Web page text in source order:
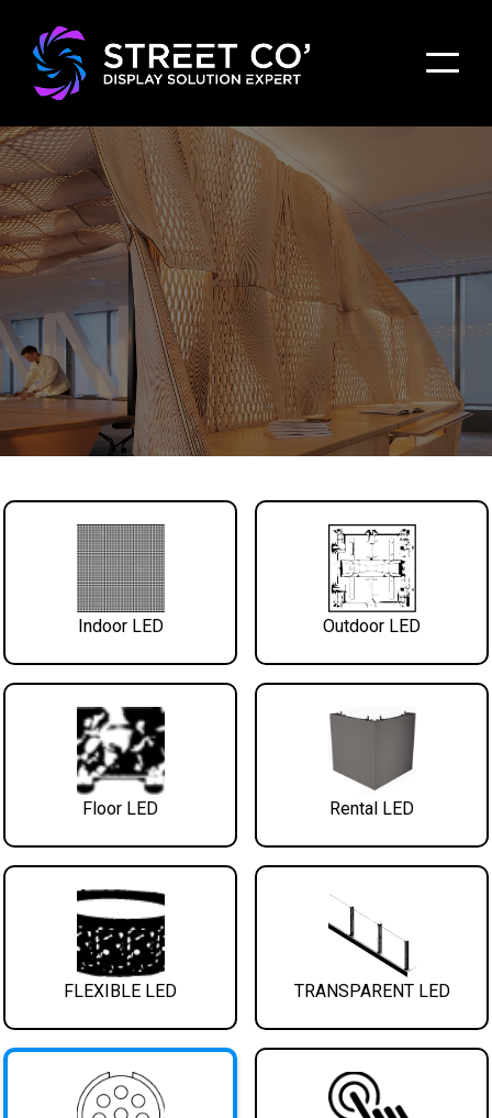
Indoor LED Outdoor LED
Floor LED Rental LED
FLEXIBLE LED TRANSPARENT LED